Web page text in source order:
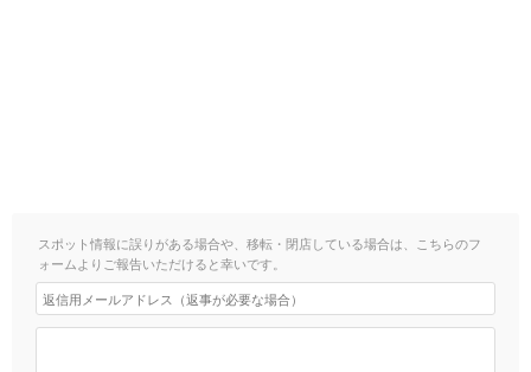
スポット情報に誤りがある場合や、移転・閉店している場合は、こちらのフ
ォームよりご報告いただけると幸いです。